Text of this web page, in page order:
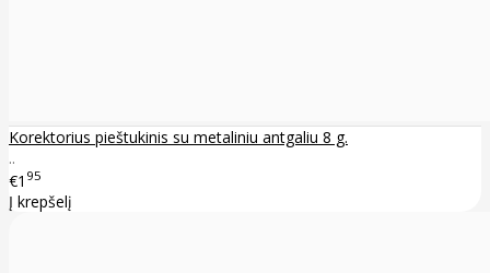
Korektorius pieštukinis su metaliniu antgaliu 8 g.
..
€1 95
Į krepšelį